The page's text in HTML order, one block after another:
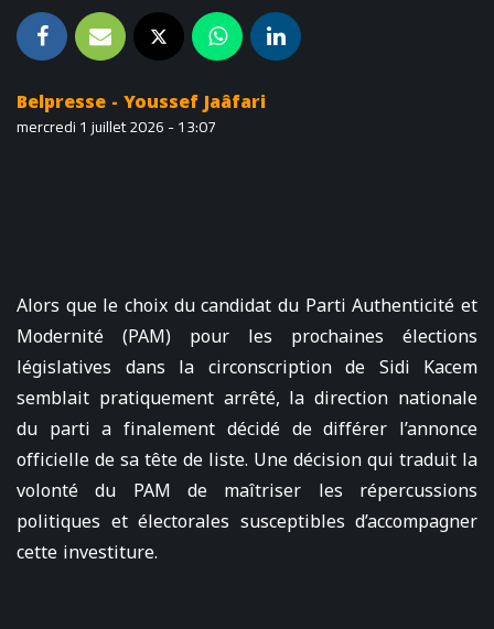
Belpresse - Youssef Jaâfari
mercredi 1 juillet 2026 - 13:07
Alors que le choix du candidat du Parti Authenticité et
Modernité (PAM) pour les prochaines élections
législatives dans la circonscription de Sidi Kacem
semblait pratiquement arrêté, la direction nationale
du parti a finalement décidé de différer l’annonce
officielle de sa tête de liste. Une décision qui traduit la
volonté du PAM de maîtriser les répercussions
politiques et électorales susceptibles d’accompagner
cette investiture.